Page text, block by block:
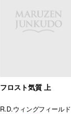
フロスト気質 上
R.D.ウィングフィールド